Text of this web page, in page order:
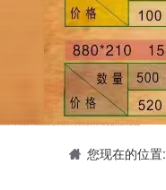
您现在的位置: